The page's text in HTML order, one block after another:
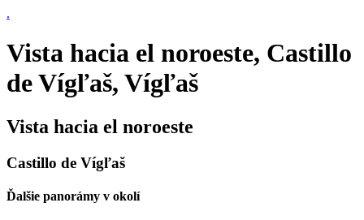
.
Vista hacia el noroeste, Castillo
de Vígľaš, Vígľaš
Vista hacia el noroeste
Castillo de Vígľaš
Ďalšie panorámy v okolí